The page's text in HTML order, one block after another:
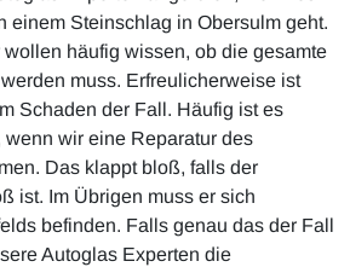
einem Steinschlag in Obersulm geht.
wollen häufig wissen, ob die gesamte
muss. Erfreulicherweise ist
Schaden der Fall. Häufig ist es
wenn wir eine Reparatur des
Das klappt bloß, falls der
ist. Im Übrigen muss er sich
befinden. Falls genau das der Fall
Autoglas Experten die